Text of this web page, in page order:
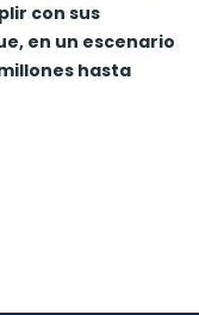
con sus
en un escenario
hasta